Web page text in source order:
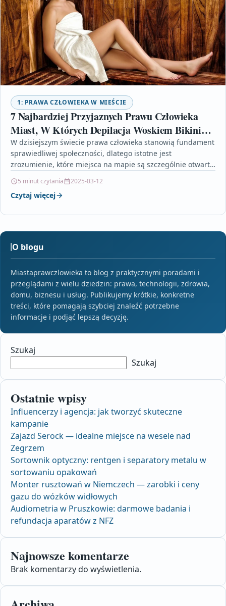
1: PRAWA CZŁOWIEKA W MIEŚCIE
7 Najbardziej Przyjaznych Prawu Człowieka
Miast, W Których Depilacja Woskiem Bikini
Nie Stanowi Tabu
W dzisiejszym świecie prawa człowieka stanowią fundament
sprawiedliwej społeczności, dlatego istotne jest
zrozumienie, które miejsca na mapie są szczególnie otwarte
5 minut czytania 2025-03-12
Czytaj więcej
O blogu
Miastaprawczlowieka to blog z praktycznymi poradami i
przeglądami z wielu dziedzin: prawa, technologii, zdrowia,
domu, biznesu i usług. Publikujemy krótkie, konkretne
treści, które pomagają szybciej znaleźć potrzebne
informacje i podjąć lepszą decyzję.
Szukaj
Szukaj
Ostatnie wpisy
Influencerzy i agencja: jak tworzyć skuteczne
kampanie
Zajazd Serock — idealne miejsce na wesele nad
Zegrzem
Sortownik optyczny: rentgen i separatory metalu w
sortowaniu opakowań
Monter rusztowań w Niemczech — zarobki i ceny
gazu do wózków widłowych
Audiometria w Pruszkowie: darmowe badania i
refundacja aparatów z NFZ
Najnowsze komentarze
Brak komentarzy do wyświetlenia.